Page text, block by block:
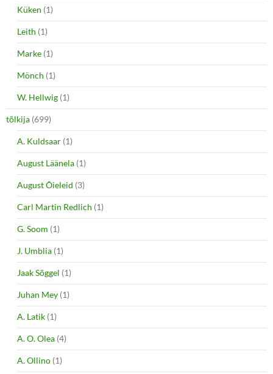
Küken (1)
Leith (1)
Marke (1)
Mönch (1)
W. Hellwig (1)
tõlkija (699)
A. Kuldsaar (1)
August Läänela (1)
August Õieleid (3)
Carl Martin Redlich (1)
G. Soom (1)
J. Umblia (1)
Jaak Sõggel (1)
Juhan Mey (1)
A. Latik (1)
A. O. Olea (4)
A. Ollino (1)